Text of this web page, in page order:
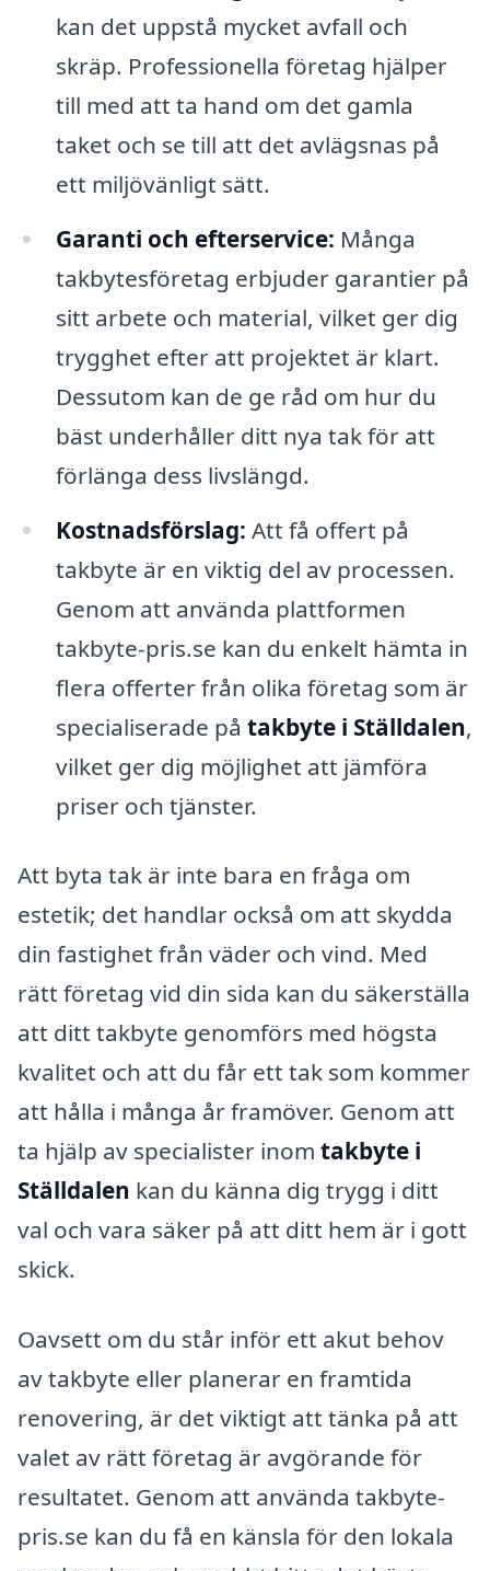
kan det uppstå mycket avfall och
skräp. Professionella företag hjälper
till med att ta hand om det gamla
taket och se till att det avlägsnas på
ett miljövänligt sätt.
Garanti och efterservice: Många
takbytesföretag erbjuder garantier på
sitt arbete och material, vilket ger dig
trygghet efter att projektet är klart.
Dessutom kan de ge råd om hur du
bäst underhåller ditt nya tak för att
förlänga dess livslängd.
Kostnadsförslag: Att få offert på
takbyte är en viktig del av processen.
Genom att använda plattformen
takbyte-pris.se kan du enkelt hämta in
flera offerter från olika företag som är
specialiserade på takbyte i Ställdalen,
vilket ger dig möjlighet att jämföra
priser och tjänster.
Att byta tak är inte bara en fråga om
estetik; det handlar också om att skydda
din fastighet från väder och vind. Med
rätt företag vid din sida kan du säkerställa
att ditt takbyte genomförs med högsta
kvalitet och att du får ett tak som kommer
att hålla i många år framöver. Genom att
ta hjälp av specialister inom takbyte i
Ställdalen kan du känna dig trygg i ditt
val och vara säker på att ditt hem är i gott
skick.
Oavsett om du står inför ett akut behov
av takbyte eller planerar en framtida
renovering, är det viktigt att tänka på att
valet av rätt företag är avgörande för
resultatet. Genom att använda takbyte-
pris.se kan du få en känsla för den lokala